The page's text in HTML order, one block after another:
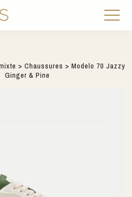
> Chaussures > Modelo 70 Jazzy
Ginger & Pine